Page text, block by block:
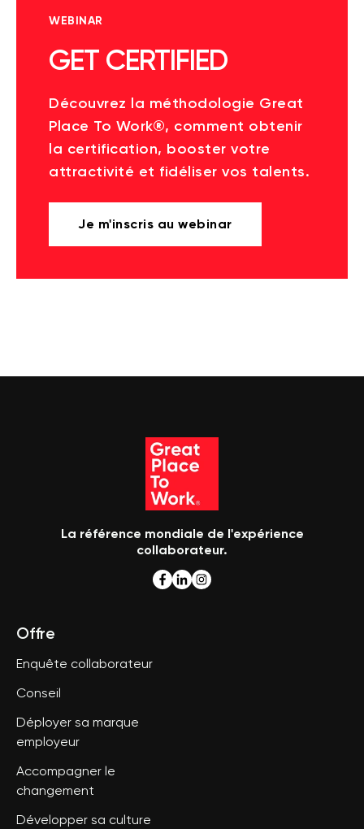
WEBINAR
GET CERTIFIED
Découvrez la méthodologie Great
Place To Work®, comment obtenir
la certification, booster votre
attractivité et fidéliser vos talents.
Je m'inscris au webinar
La référence mondiale de l'expérience
collaborateur.
Offre
Enquête collaborateur
Conseil
Déployer sa marque
employeur
Accompagner le
changement
Développer sa culture